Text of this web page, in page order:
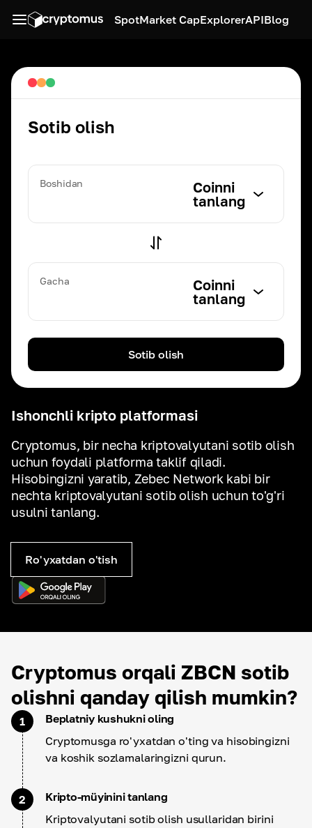
SpotMarket CapExplorerAPIBlog
Ishonchli kripto platformasi
Cryptomus, bir necha kriptovalyutani sotib olish
uchun foydali platforma taklif qiladi.
Hisobingizni yaratib, Zebec Network kabi bir
nechta kriptovalyutani sotib olish uchun to'g'ri
usulni tanlang.
Ro'yxatdan o'tish
Sotib olish
Boshidan
Coinni
tanlang
Gacha
Coinni
tanlang
Sotib olish
Cryptomus orqali ZBCN sotib
olishni qanday qilish mumkin?
1
Beplatniy kushukni oling
Cryptomusga ro'yxatdan o'ting va hisobingizni
va koshik sozlamalaringizni qurun.
2
Kripto-müyinini tanlang
Kriptovalyutani sotib olish usullaridan birini